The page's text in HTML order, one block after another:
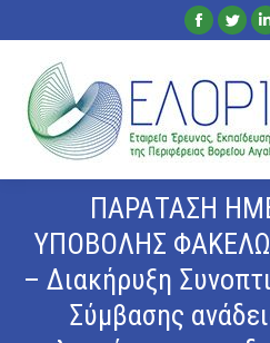
opens
new
window
in
new
ΠΑΡΑΤΑΣΗ
ΥΠΟΒΟΛΗΣ
– Διακήρυξη
Σύμβασης